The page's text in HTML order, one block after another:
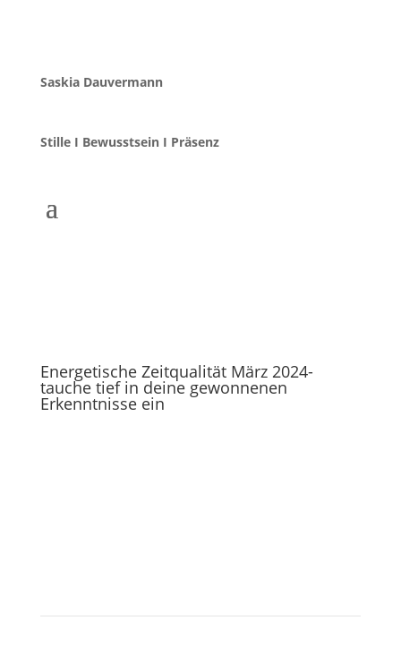
Saskia Dauvermann
Stille I Bewusstsein I Präsenz
Energetische Zeitqualität März 2024-
tauche tief in deine gewonnenen
Erkenntnisse ein